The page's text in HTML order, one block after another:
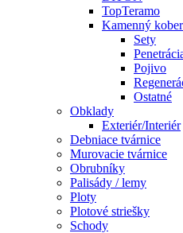
TopTeramo
Kamenný
Sety
Pojivo
Ostatné
Obklady
Exteriér/Interiér
Debniace tvárnice
Murovacie tvárnice
Obrubníky
Palisády / lemy
Ploty
Plotové striešky
Schody